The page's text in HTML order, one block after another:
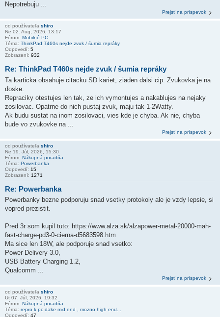
Nepotrebuju ...
Prejsť na príspevok
od používateľa shiro
Ne 02. Aug, 2026, 13:17
Fórum: Mobilné PC
Téma: ThinkPad T460s nejde zvuk / šumia repráky
Odpovedí: 5
Zobrazení: 932
Re: ThinkPad T460s nejde zvuk / šumia repráky
Ta karticka obsahuje citacku SD kariet, ziaden dalsi cip. Zvukovka je na
doske.
Repraciky otestujes len tak, ze ich vymontujes a nakablujes na nejaky
zosilovac. Opatrne do nich pustaj zvuk, maju tak 1-2Watty.
Ak budu sustat na inom zosilovaci, vies kde je chyba. Ak nie, chyba
bude vo zvukovke na ...
Prejsť na príspevok
od používateľa shiro
Ne 19. Júl, 2026, 15:30
Fórum: Nákupná poradňa
Téma: Powerbanka
Odpovedí: 15
Zobrazení: 1271
Re: Powerbanka
Powerbanky bezne podporuju snad vsetky protokoly ale je vzdy lepsie, si
vopred prezistit.
Pred 3r som kupil tuto: https://www.alza.sk/alzapower-metal-20000-mah-
fast-charge-pd3-0-cierna-d5683598.htm
Ma sice len 18W, ale podporuje snad vsetko:
Power Delivery 3.0,
USB Battery Charging 1.2,
Qualcomm ...
Prejsť na príspevok
od používateľa shiro
Ut 07. Júl, 2026, 19:32
Fórum: Nákupná poradňa
Téma: repro k pc dake mid end , mozno high end...
Odpovedí: 47